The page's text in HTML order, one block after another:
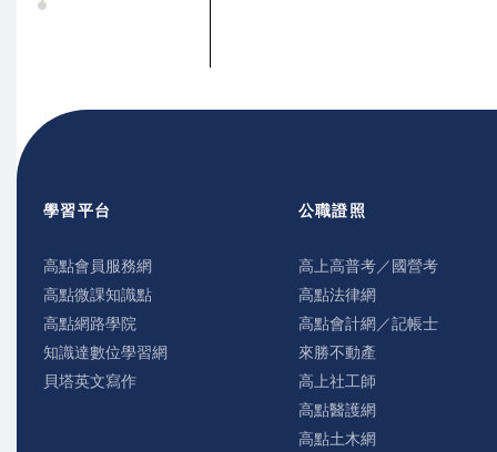
學習平台
高點會員服務網
高點微課知識點
高點網路學院
知識達數位學習網
貝塔英文寫作
公職證照
高上高普考／國營考
高點法律網
高點會計網／記帳士
來勝不動產
高上社工師
高點醫護網
高點土木網